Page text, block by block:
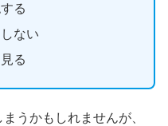
る
ない
る
うかもしれませんが、